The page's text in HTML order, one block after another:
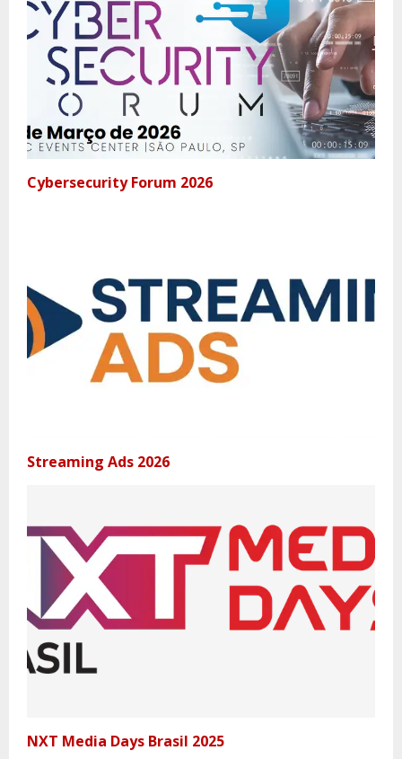
Cybersecurity Forum 2026
Streaming Ads 2026
NXT Media Days Brasil 2025